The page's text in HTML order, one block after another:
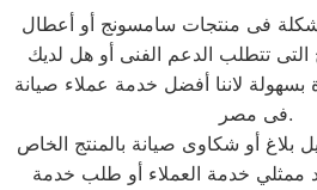
فى منتجات سامسونج أو أعطال
تتطلب الدعم الفنى أو هل لديك
بسهولة لاننا أفضل خدمة عملاء صيانة
فى مصر.
أو شكاوى صيانة بالمنتج الخاص
ممثلي خدمة العملاء أو طلب خدمة